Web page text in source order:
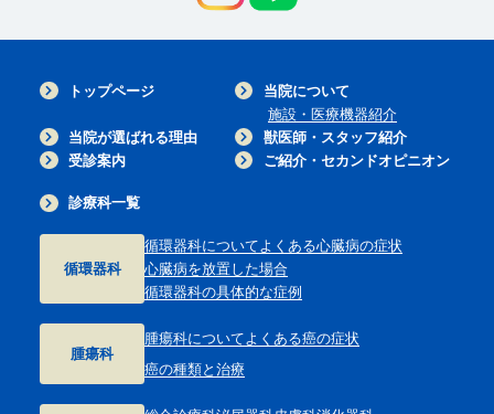
トップページ
当院について
施設・医療機器紹介
当院が選ばれる理由
獣医師・スタッフ紹介
受診案内
ご紹介・セカンドオピニオン
診療科一覧
循環器科
循環器科についてよくある心臓病の症状
心臓病を放置した場合
循環器科の具体的な症例
腫瘍科
腫瘍科についてよくある癌の症状
癌の種類と治療